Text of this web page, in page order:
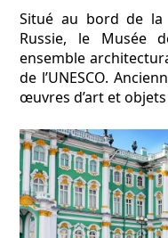
Situé au bord de la
Russie, le Musée
ensemble
de l’UNESCO.
œuvres d’art et